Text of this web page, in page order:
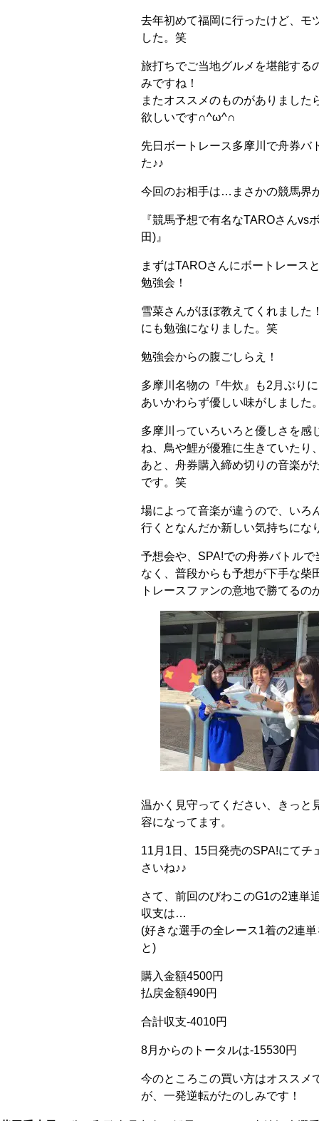
去年初めて福岡に行ったけど、モ
した。笑
旅打ちでご当地グルメを堪能する
みですね！
またオススメのものがありました
欲しいです∩^ω^∩
先日ボートレース多摩川で舟券バ
た♪♪
今回のお相手は…まさかの競馬界
『競馬予想で有名なTAROさんvs
田)』
まずはTAROさんにボートレース
勉強会！
雪菜さんがほぼ教えてくれました
にも勉強になりました。笑
勉強会からの腹ごしらえ！
多摩川名物の『牛炊』も2月ぶり
あいかわらず優しい味がしました
多摩川っていろいろと優しさを感
ね、鳥や鯉が優雅に生きていたり
あと、舟券購入締め切りの音楽が
です。笑
場によって音楽が違うので、いろ
行くとなんだか新しい気持ちにな
予想会や、SPA!での舟券バトルで
なく、普段からも予想が下手な柴
トレースファンの意地で勝てるの
温かく見守ってください、きっと
容になってます。
11月1日、15日発売のSPA!にてチ
さいね♪♪
さて、前回のびわこのG1の2連単
収支は…
(好きな選手の全レース1着の2連
と)
購入金額4500円
払戻金額490円
合計収支-4010円
8月からのトータルは-15530円
今のところこの買い方はオススメ
が、一発逆転がたのしみです！